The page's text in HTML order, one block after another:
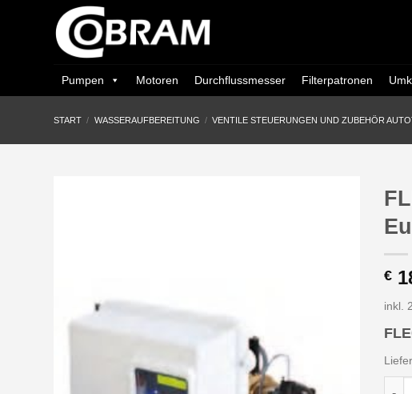
Pumpen Motoren Durchflussmesser Filterpatronen
START / WASSERAUFBEREITUNG / VENTILE STEUERUNGEN UND ZUBEHÖR
€
inkl.